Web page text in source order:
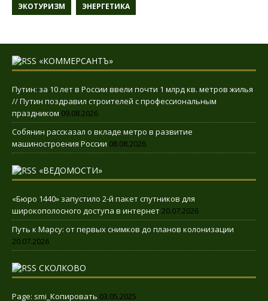
ЭКОТУРИЗМ ЭНЕРГЕТИКА
«КОММЕРСАНТЪ»
Путин: за 10 лет в России ввели почти 1 млрд кв. метров жилья
// Путин поздравил строителей с профессиональным
праздником 09.08.2026
Собянин рассказал о вкладе метро в развитие
машиностроения России 08.08.2026
«ВЕДОМОСТИ»
«Бюро 1440» запустило 2-й пакет спутников для
широкополосного доступа в интернет20.07.2026
Путь к Марсу: от первых снимков до планов колонизации
20.07.2026
СКОЛКОВО
Page: smi_Копировать 03.05.2025